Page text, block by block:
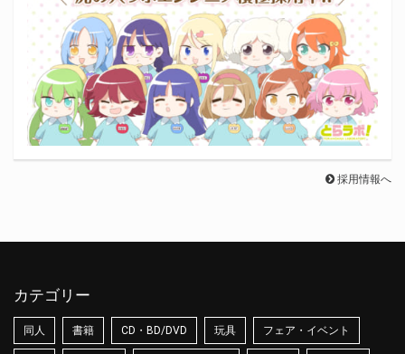
採用情報へ
カテゴリー
同人 書籍 CD・BD/DVD 玩具 フェア・イベント